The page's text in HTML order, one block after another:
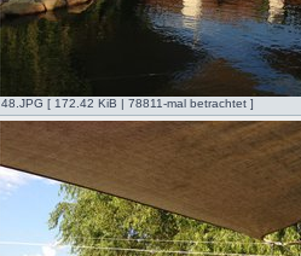
48.JPG [ 172.42 KiB | 78811-mal betrachtet ]